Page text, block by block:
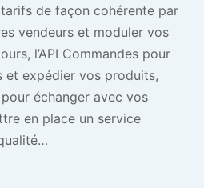
de façon cohérente par
vendeurs et moduler vos
l’API Commandes pour
et expédier vos produits,
pour échanger avec vos
en place un service